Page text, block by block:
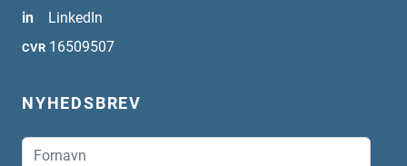
in
LinkedIn
CVR 16509507
NYHEDSBREV